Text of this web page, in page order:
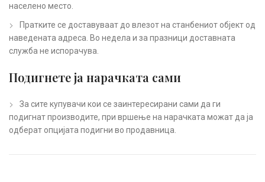
населено место.
Пратките се доставуваат до влезот на станбениот објект од
наведената адреса. Во недела и за празници доставната
служба не испорачува.
Подигнете ја нарачката сами
За сите купувачи кои се заинтересирани сами да ги
подигнат производите, при вршење на нарачката можат да ја
одберат опцијата подигни во продавница.